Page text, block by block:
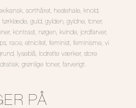
sorthåret, hestehale, knold,
guld, gylden, gyldne, toner,
kontrast, nøgen, kvinde, jordfarver,
race, etnicitet, feminist, feminisme, vi
lyseblå, lodrette værker, store
grønlige toner, farverigt.
PÅ